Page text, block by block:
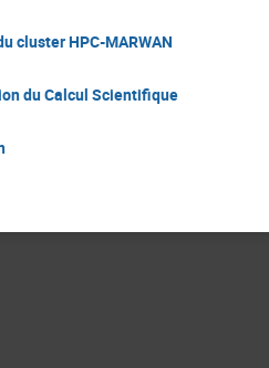
cluster HPC-MARWAN
du Calcul Scientifique